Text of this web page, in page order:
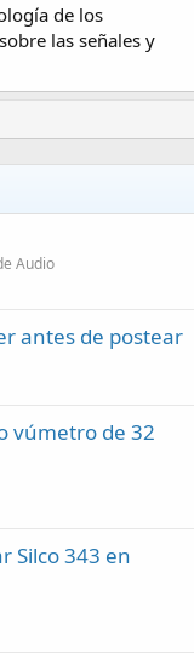
de los
las señales y
Audio
antes de postear
vúmetro de 32
Silco 343 en